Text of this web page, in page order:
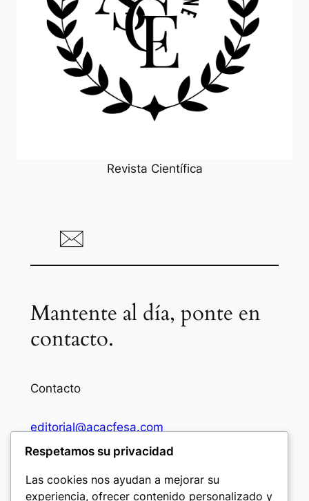
Revista Científica
Mantente al día, ponte en
contacto.
Contacto
editorial@acacfesa.com
Respetamos su privacidad
Las cookies nos ayudan a mejorar su
experiencia, ofrecer contenido personalizado y